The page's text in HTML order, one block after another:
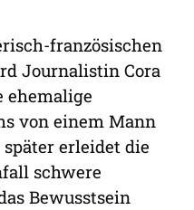
französischen
Journalistin Cora
ehemalige
von einem Mann
erleidet die
schwere
Bewusstsein